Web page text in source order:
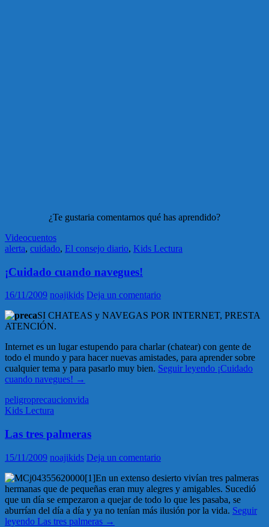
¿Te gustaria comentarnos qué has aprendido?
Videocuentos
alerta, cuidado, El consejo diario, Kids Lectura
¡Cuidado cuando navegues!
16/11/2009 noajikids Deja un comentario
SI CHATEAS y NAVEGAS POR INTERNET, PRESTA
ATENCIÓN.
Internet es un lugar estupendo para charlar (chatear) con gente de
todo el mundo y para hacer nuevas amistades, para aprender sobre
cualquier tema y para pasarlo muy bien. Seguir leyendo ¡Cuidado
cuando navegues! →
peligroprecaucionvida
Kids Lectura
Las tres palmeras
15/11/2009 noajikids Deja un comentario
En un extenso desierto vivían tres palmeras
hermanas que de pequeñas eran muy alegres y amigables. Sucedió
que un día se empezaron a quejar de todo lo que les pasaba, se
aburrían del día a día y ya no tenían más ilusión por la vida. Seguir
leyendo Las tres palmeras →